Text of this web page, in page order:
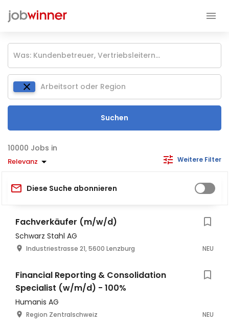
Suchen
Jobs in
Relevanz Weitere Filter
Diese Suche abonnieren
Fachverkäufer (m/w/d)
Schwarz Stahl AG
Industriestrasse 21, 5600 Lenzburg NEU
Financial Reporting & Consolidation
Specialist (w/m/d) - 100%
Humanis AG
Region Zentralschweiz NEU